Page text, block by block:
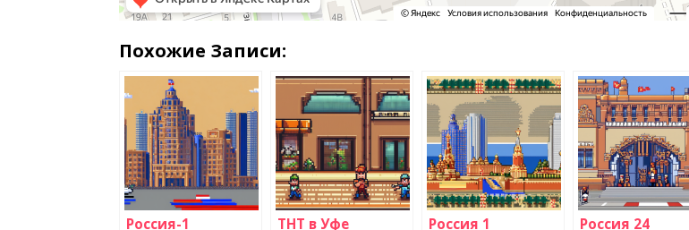
Похожие Записи:
Россия-1 ТНТ в Уфе Россия 1 Россия 24